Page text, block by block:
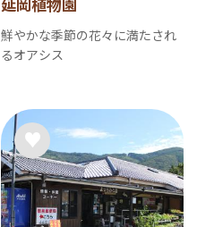
鮮やかな季節の花々に満たされ
るオアシス